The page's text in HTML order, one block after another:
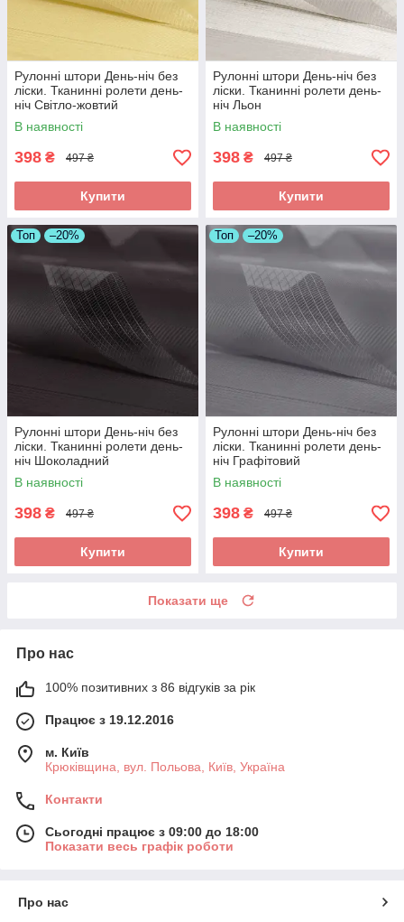
Рулонні штори День-ніч без
ліски. Тканинні ролети день-
ніч Світло-жовтий
В наявності
398 ₴ 497 ₴
Купити
Рулонні штори День-ніч без
ліски. Тканинні ролети день-
ніч Льон
В наявності
398 ₴ 497 ₴
Купити
Топ –20%
Рулонні штори День-ніч без
ліски. Тканинні ролети день-
ніч Шоколадний
В наявності
398 ₴ 497 ₴
Купити
Топ –20%
Рулонні штори День-ніч без
ліски. Тканинні ролети день-
ніч Графітовий
В наявності
398 ₴ 497 ₴
Купити
Показати ще
Про нас
100% позитивних з 86 відгуків за рік
Працює з 19.12.2016
м. Київ
Крюківщина, вул. Польова, Київ, Україна
Контакти
Сьогодні працює з 09:00 до 18:00
Показати весь графік роботи
Про нас